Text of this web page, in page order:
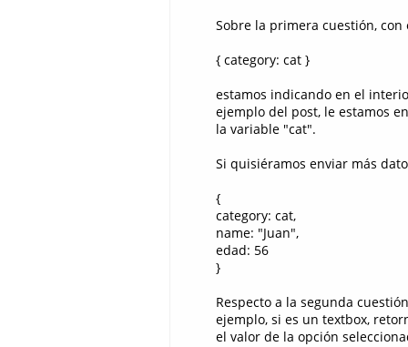
Sobre la primera cuestión, con
{ category: cat }
estamos indicando en el
ejemplo del post, le estamos
la variable "cat".
Si quisiéramos enviar más
{
category: cat,
name: "Juan",
edad: 56
}
Respecto a la segunda
ejemplo, si es un textbox,
el valor de la opción